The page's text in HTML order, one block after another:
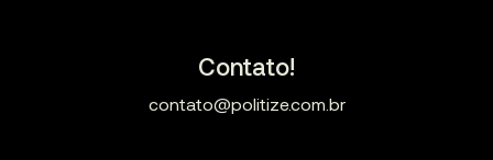
Contato!
contato@politize.com.br